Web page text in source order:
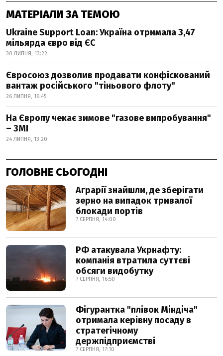
МАТЕРІАЛИ ЗА ТЕМОЮ
Ukraine Support Loan: Україна отримала 3,47
мільярда євро від ЄС
30 ЛИПНЯ, 13:22
Євросоюз дозволив продавати конфіскований
вантаж російського "тіньового флоту"
26 ЛИПНЯ, 16:45
На Європу чекає зимове "газове випробування"
– ЗМІ
24 ЛИПНЯ, 13:20
ГОЛОВНЕ СЬОГОДНІ
Аграрії знайшли, де зберігати
зерно на випадок тривалої
блокади портів
7 СЕРПНЯ, 14:00
РФ атакувала Укрнафту:
компанія втратила суттєві
обсяги видобутку
7 СЕРПНЯ, 16:50
Фігурантка "плівок Міндіча"
отримала керівну посаду в
стратегічному
держпідприємстві
7 СЕРПНЯ, 17:10